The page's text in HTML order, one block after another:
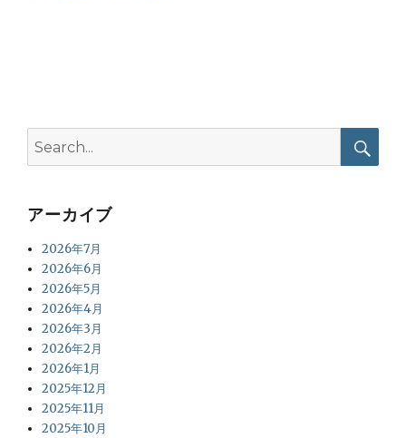
for:
アーカイブ
2026年7月
2026年6月
2026年5月
2026年4月
2026年3月
2026年2月
2026年1月
2025年12月
2025年11月
2025年10月